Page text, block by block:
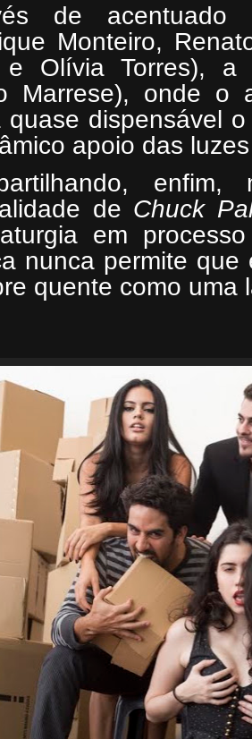
de acentuado
Monteiro,
Olívia Torres), a
Marrese), onde o
quase dispensável
apoio das
de Chuck
em
nunca permite
quente como uma